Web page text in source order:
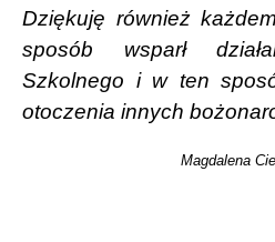
Dziękuję również
sposób wsparł
Szkolnego i w ten
otoczenia innych
Magdalena